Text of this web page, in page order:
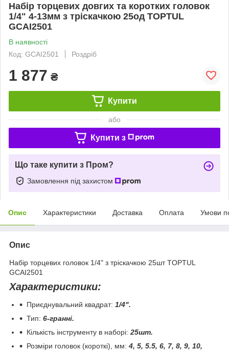
Набір торцевих довгих та коротких головок
1/4" 4-13мм з тріскачкою 25од TOPTUL
GCAI2501
В наявності
Код: GCAI2501
Роздріб
1 877 ₴
Купити
або
Купити з
Що таке купити з Пром?
Замовлення під захистом
Опис Характеристики Доставка Оплата Умови
Опис
Набір торцевих головок 1/4" з тріскачкою 25шт TOPTUL
GCAI2501
Характеристики:
Приєднувальний квадрат: 1/4".
Тип: 6-гранні.
Кількість інструменту в наборі:25шт.
Розміри головок (короткі), мм: 4, 5, 5.5, 6, 7, 8, 9, 10,